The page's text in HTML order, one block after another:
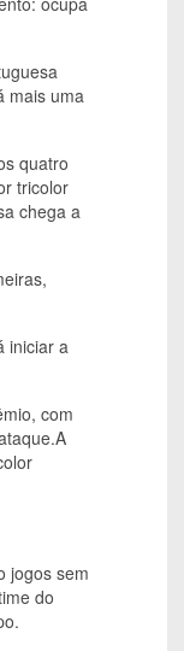
mais uma
quatro
tricolor
chega a
iniciar a
com
jogos sem
do